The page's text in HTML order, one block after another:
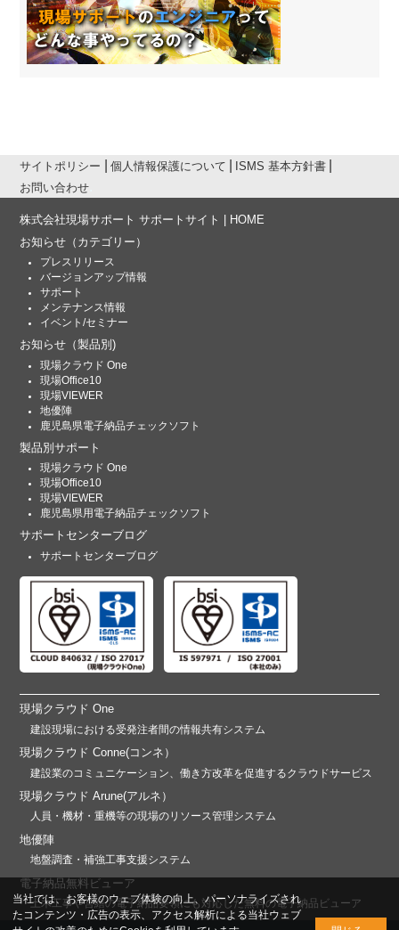
サイトポリシー 個人情報保護について
ISMS 基本方針書
お問い合わせ
株式会社現場サポート サポートサイト | HOME
お知らせ （カテゴリー）
プレスリリース
バージョンアップ情報
サポート
メンテナンス情報
イベント/セミナー
お知らせ （製品別)
現場クラウド One
現場Office10
現場VIEWER
地優陣
鹿児島県電子納品チェックソフト
製品別サポート
現場クラウド One
現場Office10
現場VIEWER
鹿児島県用電子納品チェックソフト
サポートセンターブログ
サポートセンターブログ
現場クラウド One
建設現場における受発注者間の情報共有システム
現場クラウド Conne(コンネ）
建設業のコミュニケーション、働き方改革を促進するクラウドサービス
現場クラウド Arune(アルネ）
人員・機材・重機等の現場のリソース管理システム
地優陣
地盤調査・補強工事支援システム
電子納品無料ビューア
土木工事や営繕の電子納品要領にも対応した無料の電子納品ビューア
当社では、お客様のウェブ体験の向上、パーソナライズされ
たコンテンツ・広告の表示、アクセス解析による当社ウェブ